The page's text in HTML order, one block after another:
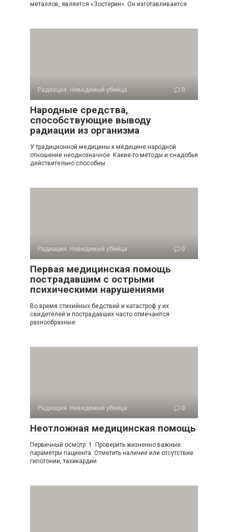
металлов, является «Зостерин». Он изготавливается
Радиация. Невидимый убийца 0
Народные средства,
способствующие выводу
радиации из организма
У традиционной медицины к медицине народной
отноше­ние неоднозначное. Какие-то методы и снадобья
действитель­но способны
Радиация. Невидимый убийца 0
Первая медицинская помощь
пострадавшим с острыми
психическими нарушениями
Во время стихийных бедствий и катастроф у их
свидетелей и пострадавших часто отмечаются
разнообразные
Радиация. Невидимый убийца 0
Неотложная медицинская помощь
Первичный осмотр: 1. Проверить жизненно важные
параметры пациента. От­метить наличие или отсутствие
гипотонии, тахикардии.